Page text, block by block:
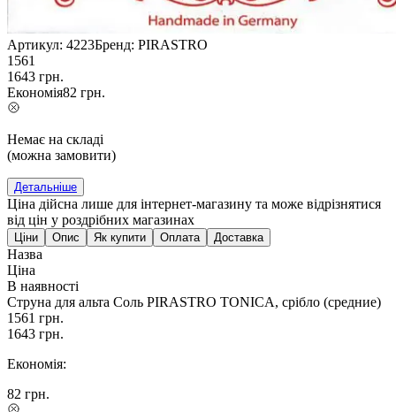
Артикул: 4223Бренд: PIRASTRO
1561
1643 грн.
Економія82 грн.
Немає на складі
(можна замовити)
Детальніше
Ціна дійсна лише для інтернет-магазину та може відрізнятися
від цін у роздрібних магазинах
Ціни Опис Як купити Оплата Доставка
Назва
Ціна
В наявності
Струна для альта Соль PIRASTRO TONICA, срібло (средние)
1561 грн.
1643 грн.
Економія:
82 грн.